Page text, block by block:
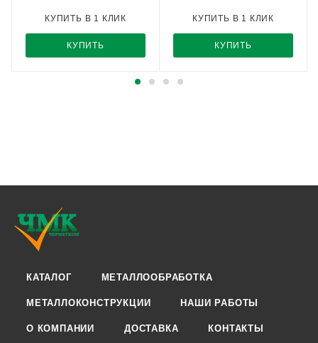
КУПИТЬ
КУПИТЬ В 1 КЛИК
КУПИТЬ
КУПИТЬ В 1 КЛИК
КАТАЛОГ МЕТАЛЛООБРАБОТКА
МЕТАЛЛОКОНСТРУКЦИИ НАШИ РАБОТЫ
О КОМПАНИИ ДОСТАВКА КОНТАКТЫ